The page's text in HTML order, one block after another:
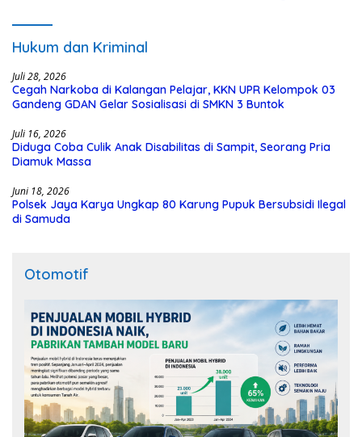
Hukum dan Kriminal
Juli 28, 2026
Cegah Narkoba di Kalangan Pelajar, KKN UPR Kelompok 03
Gandeng GDAN Gelar Sosialisasi di SMKN 3 Buntok
Juli 16, 2026
Diduga Coba Culik Anak Disabilitas di Sampit, Seorang Pria
Diamuk Massa
Juni 18, 2026
Polsek Jaya Karya Ungkap 80 Karung Pupuk Bersubsidi Ilegal
di Samuda
Otomotif